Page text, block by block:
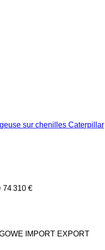
sur chenilles Caterpillar
74 310 €
IMPORT EXPORT